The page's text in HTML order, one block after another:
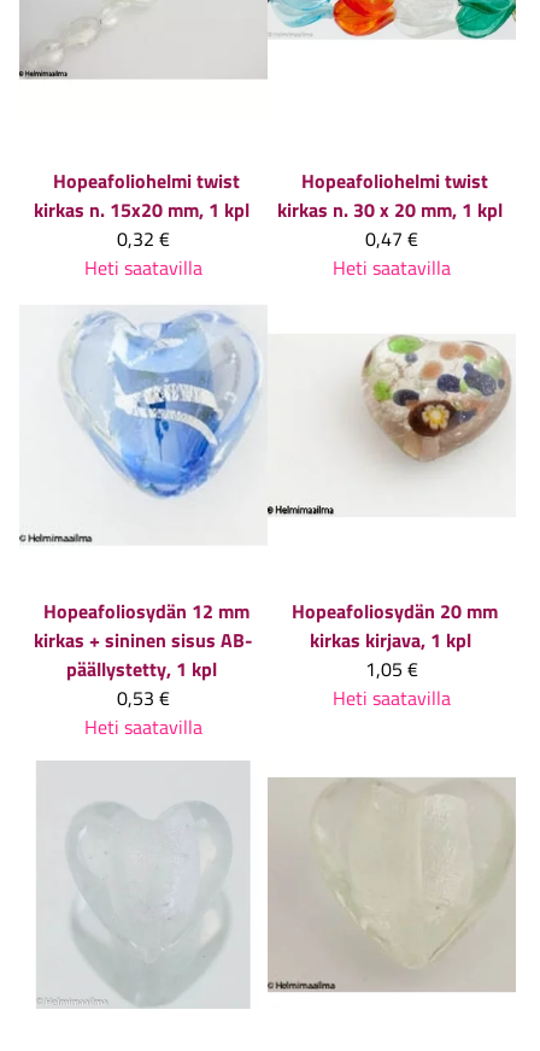
Hopeafoliohelmi twist
kirkas n. 15x20 mm, 1 kpl
0,32 €
Heti saatavilla
Hopeafoliohelmi twist
kirkas n. 30 x 20 mm, 1 kpl
0,47 €
Heti saatavilla
Hopeafoliosydän 12 mm
kirkas + sininen sisus AB-
päällystetty, 1 kpl
0,53 €
Heti saatavilla
Hopeafoliosydän 20 mm
kirkas kirjava, 1 kpl
1,05 €
Heti saatavilla